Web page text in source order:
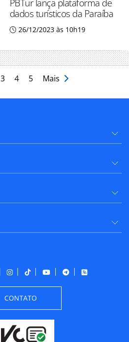
PBTur lança plataforma de
dados turísticos da Paraíba
26/12/2023 às 10h19
3 4 5 Mais
CONTATO